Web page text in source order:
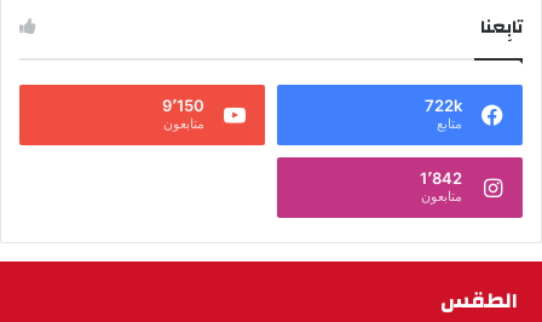
تابِعنا
722k
متابع
9٬150
متابعون
1٬842
متابعون
الطقس